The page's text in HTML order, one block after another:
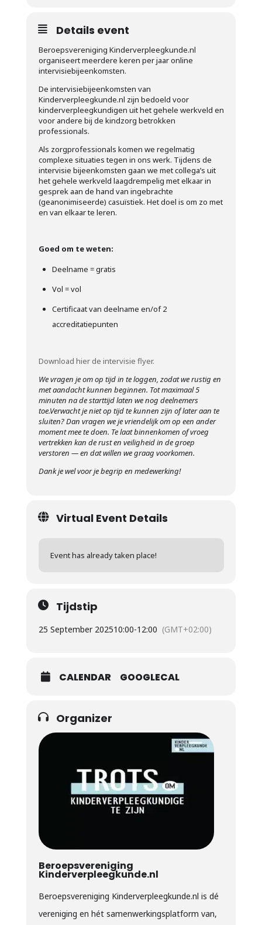
Details event
Beroepsvereniging Kinderverpleegkunde.nl
organiseert meerdere keren per jaar online
intervisiebijeenkomsten.
De intervisiebijeenkomsten van
Kinderverpleegkunde.nl zijn bedoeld voor
kinderverpleegkundigen uit het gehele werkveld en
voor andere bij de kindzorg betrokken
professionals.
Als zorgprofessionals komen we regelmatig
complexe situaties tegen in ons werk. Tijdens de
intervisie bijeenkomsten gaan we met collega’s uit
het gehele werkveld laagdrempelig met elkaar in
gesprek aan de hand van ingebrachte
(geanonimiseerde) casuïstiek. Het doel is om zo met
en van elkaar te leren.
Goed om te weten:
Deelname = gratis
Vol = vol
Certificaat van deelname en/of 2
accreditatiepunten
Download hier de intervisie flyer.
We vragen je om op tijd in te loggen, zodat we rustig en
met aandacht kunnen beginnen. Tot maximaal 5
minuten na de starttijd laten we nog deelnemers
toe.Verwacht je niet op tijd te kunnen zijn of later aan te
sluiten? Dan vragen we je vriendelijk om op een ander
moment mee te doen. Te laat binnenkomen of vroeg
vertrekken kan de rust en veiligheid in de groep
verstoren — en dat willen we graag voorkomen.
Dank je wel voor je begrip en medewerking!
Virtual Event Details
Event has already taken place!
Tijdstip
25 September 202510:00-12:00 (GMT+02:00)
CALENDAR GOOGLECAL
Organizer
Beroepsvereniging
Kinderverpleegkunde.nl
Beroepsvereniging Kinderverpleegkunde.nl is dé
vereniging en hét samenwerkingsplatform van,